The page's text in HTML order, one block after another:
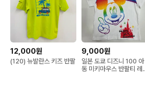
12,000원
(120) 뉴발란스 키즈 반팔
9,000원
일본 도쿄 디즈니 100 아
동 미키마우스 반팔티 레